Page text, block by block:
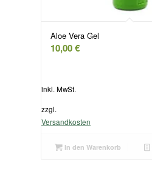
Aloe Vera Gel
10,00€
inkl. MwSt.
zzgl.
Versandkosten
In den Warenkorb